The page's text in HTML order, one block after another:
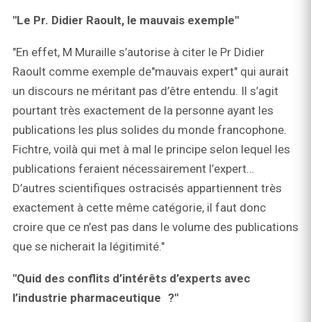
"Le Pr. Didier Raoult, le mauvais exemple"
"En effet, M Muraille s’autorise à citer le Pr Didier
Raoult comme exemple de"mauvais expert" qui aurait
un discours ne méritant pas d’être entendu. Il s’agit
pourtant très exactement de la personne ayant les
publications les plus solides du monde francophone.
Fichtre, voilà qui met à mal le principe selon lequel les
publications feraient nécessairement l’expert…
D’autres scientifiques ostracisés appartiennent très
exactement à cette même catégorie, il faut donc
croire que ce n’est pas dans le volume des publications
que se nicherait la légitimité."
"Quid des conflits d’intérêts d’experts avec
l’industrie pharmaceutique ?"